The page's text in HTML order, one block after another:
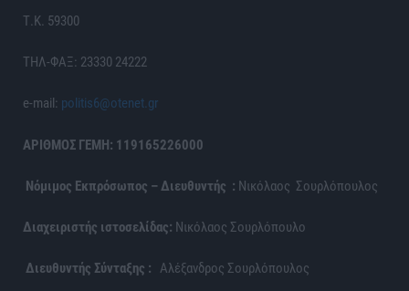
Τ.Κ. 59300
ΤΗΛ-ΦΑΞ: 23330 24222
e-mail: politis6@otenet.gr
ΑΡΙΘΜΟΣ ΓΕΜΗ: 119165226000
Νόμιμος Εκπρόσωπος – Διευθυντής : Νικόλαος Σουρλόπουλος
Διαχειριστής ιστοσελίδας: Νικόλαος Σουρλόπουλο
Διευθυντής Σύνταξης : Αλέξανδρος Σουρλόπουλος